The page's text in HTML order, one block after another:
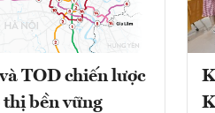
TOD chiến lược
bền vững